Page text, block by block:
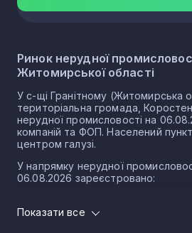
Ринок нерудної
Житомирської області
У с-щі Гранітному (Житомирська
територіальна громада,
нерудної промисловості на
компаній та ФОП. Населений
центром галузі.
У напрямку нерудної
06.08.2026 зареєстровано:
0 ФОП
Показати все